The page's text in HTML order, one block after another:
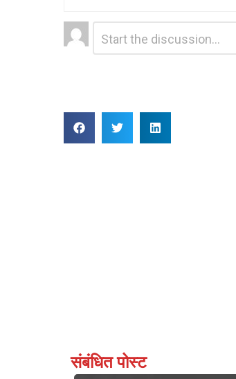
Leave
a
संबंधित पोस्ट